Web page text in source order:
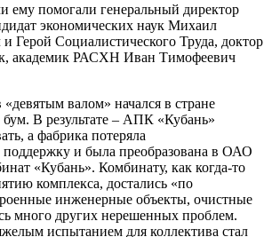
ему помогали генеральный директор
экономических наук Михаил
Герой Социалистического Труда, доктор
академик РАСХН Иван Тимофеевич
валом» начался в стране
В результате – ​АПК «Кубань»
а фабрика потеряла
и была преобразована в ОАО
«Кубань». Комбинату, как когда-то
комплекса, достались «по
инженерные объекты, очистные
много других нерешенных проб­лем.
испытанием для коллектива стал